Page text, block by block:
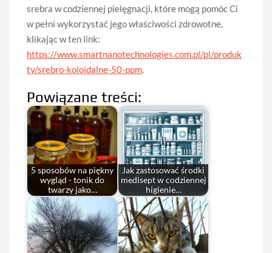
srebra w codziennej pielęgnacji, które mogą pomóc Ci
w pełni wykorzystać jego właściwości zdrowotne,
klikając w ten link:
https://www.smartnanotechnologies.com.pl/pl/produk
ty/srebro-koloidalne-50-ppm.
Powiązane treści:
5 sposobów na piękny
wygląd - tonik do
twarzy jako…
Jak zastosować środki
medisept w codziennej
higienie…